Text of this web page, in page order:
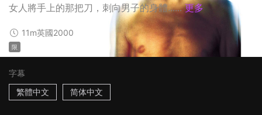
女人將手上的那把刀，刺向男子的身體...... 更多
11m英國2000
限
字幕
繁體中文
简体中文